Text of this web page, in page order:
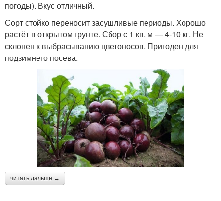
погоды). Вкус отличный.
Сорт стойко переносит засушливые периоды. Хорошо
растёт в открытом грунте. Сбор с 1 кв. м — 4-10 кг. Не
склонен к выбрасыванию цветоносов. Пригоден для
подзимнего посева.
читать дальше →